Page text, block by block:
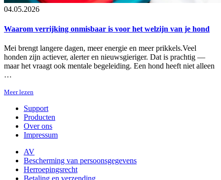
04.05.2026
Waarom verrijking onmisbaar is voor het welzijn van je hond
Mei brengt langere dagen, meer energie en meer prikkels.Veel
honden zijn actiever, alerter en nieuwsgieriger. Dat is prachtig —
maar het vraagt ook mentale begeleiding. Een hond heeft niet alleen
…
Meer lezen
Support
Producten
Over ons
Impressum
AV
Bescherming van persoonsgegevens
Herroepingsrecht
Betaling en verzending